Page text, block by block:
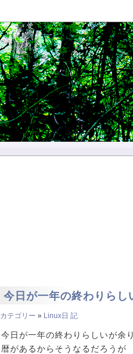
今日が一年の終わりらし
カテゴリー » Linux日 記
今日が一年の終わりらしいが余
暦があるからそうなるだろうが